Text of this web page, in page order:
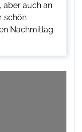
aber auch an
schön
Nachmittag